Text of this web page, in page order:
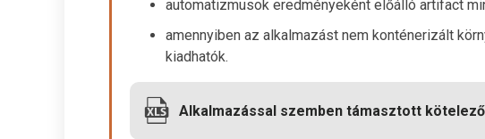
automatizmusok eredményeként előálló artifact
amennyiben az alkalmazást nem konténerizált
kiadhatók.
Alkalmazással szemben támasztott